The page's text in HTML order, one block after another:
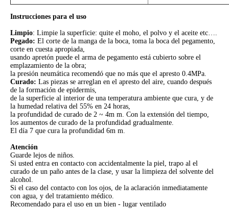
Instrucciones para el uso
Limpio: Limpie la superficie: quite el moho, el polvo y el aceite etc….
Pegado: El corte de la manga de la boca, toma la boca del pegamento,
corte en cuesta apropiada,
usando apretón puede el arma de pegamento está cubierto sobre el
emplazamiento de la obra;
la presión neumática recomendó que no más que el apresto 0.4MPa.
Curado: Las piezas se arreglan en el apresto del aire, cuando después
de la formación de epidermis,
de la superficie al interior de una temperatura ambiente que cura, y de
la humedad relativa del 55% en 24 horas,
la profundidad de curado de 2 ~ 4m m. Con la extensión del tiempo,
los aumentos de curado de la profundidad gradualmente.
El día 7 que cura la profundidad 6m m.
Atención
Guarde lejos de niños.
Si usted entra en contacto con accidentalmente la piel, trapo al el
curado de un paño antes de la clase, y usar la limpieza del solvente del
alcohol.
Si el caso del contacto con los ojos, de la aclaración inmediatamente
con agua, y del tratamiento médico.
Recomendado para el uso en un bien - lugar ventilado